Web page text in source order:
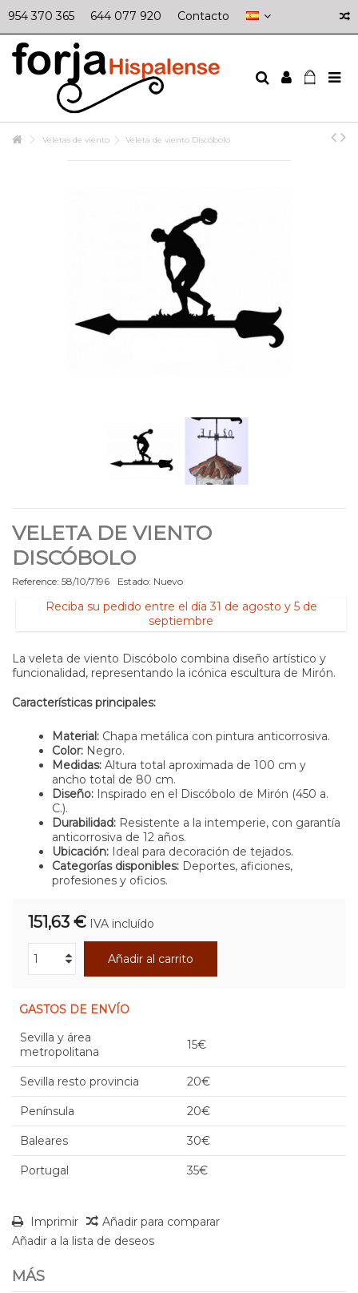
954 370 365 644 077 920 Contacto
Veletas de viento Veleta de viento Discóbolo
VELETA DE VIENTO
DISCÓBOLO
Reference: 58/10/7196 Estado: Nuevo
Reciba su pedido entre el día 31 de agosto y 5 de
septiembre
La veleta de viento Discóbolo combina diseño artístico y
funcionalidad, representando la icónica escultura de Mirón.
Características principales:
Material: Chapa metálica con pintura anticorrosiva.
Color: Negro.
Medidas: Altura total aproximada de 100 cm y
ancho total de 80 cm.
Diseño: Inspirado en el Discóbolo de Mirón (450 a.
C.).
Durabilidad: Resistente a la intemperie, con garantía
anticorrosiva de 12 años.
Ubicación: Ideal para decoración de tejados.
Categorías disponibles: Deportes, aficiones,
profesiones y oficios.
151,63 € IVA incluído
Añadir al carrito
GASTOS DE ENVÍO
Sevilla y área
metropolitana
15€
Sevilla resto provincia 20€
Península 20€
Baleares 30€
Portugal 35€
Imprimir
Añadir para comparar
Añadir a la lista de deseos
MÁS